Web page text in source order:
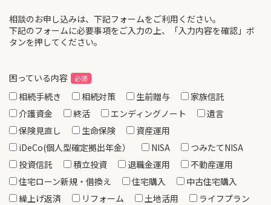
相談のお申し込みは、下記フォームをご利用ください。
下記のフォームに必要事項をご入力の上、「入力内容を確認」ボ
タンを押してください。
困っている内容
相続手続き
相続対策 生前贈与
家族信託
介護資金
終活 エンディングノート
遺言
保険見直し
生命保険
資産運用
iDeCo(個人型確定拠出年金）
NISA
つみたてNISA
投資信託
積立投資 退職金運用
不動産運用
住宅ローン新規・借換え
住宅購入
中古住宅購入
繰上げ返済
リフォーム 土地活用
ライフプラン